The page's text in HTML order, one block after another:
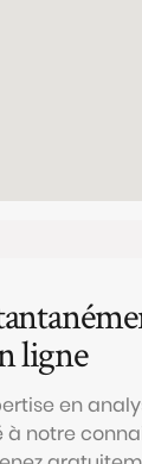
ligne
en
notre